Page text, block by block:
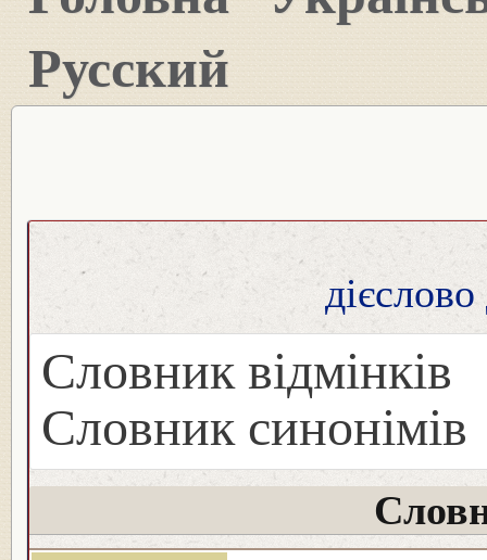
Русский
Словник відмінків
Словник синонімів